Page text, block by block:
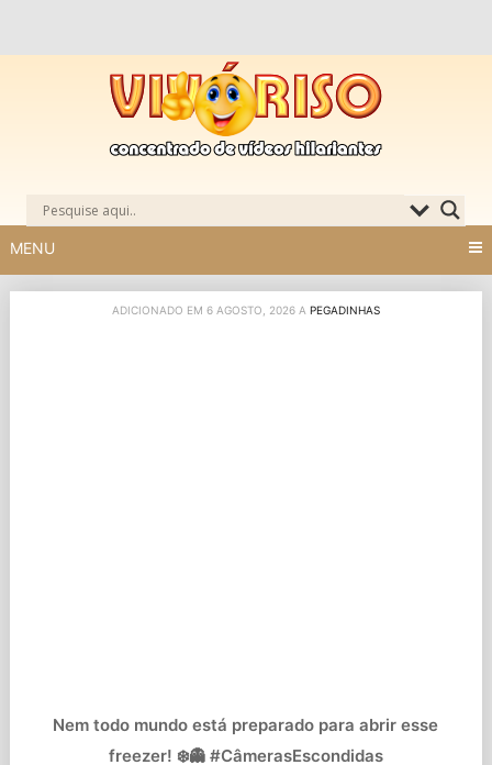
MENU
ADICIONADO EM 6 AGOSTO, 2026 A PEGADINHAS
Nem todo mundo está preparado para abrir esse
freezer! ❄️👻 #CâmerasEscondidas